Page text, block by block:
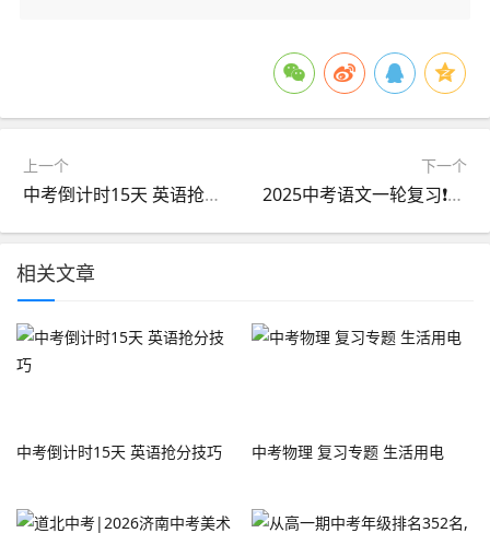
上一个
中考倒计时15天 英语抢分技巧
下一个
2025中考语文一轮复习❗️背就完了 🔥|||
相关文章
中考倒计时15天 英语抢分技巧 中考物理 复习专题 生活用电